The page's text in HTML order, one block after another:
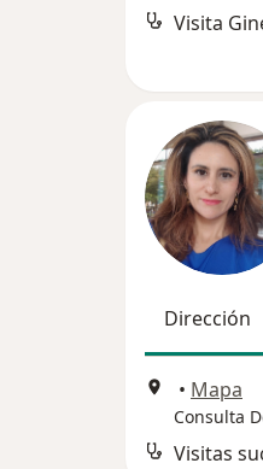
Visita
Dirección
• Mapa
Consulta